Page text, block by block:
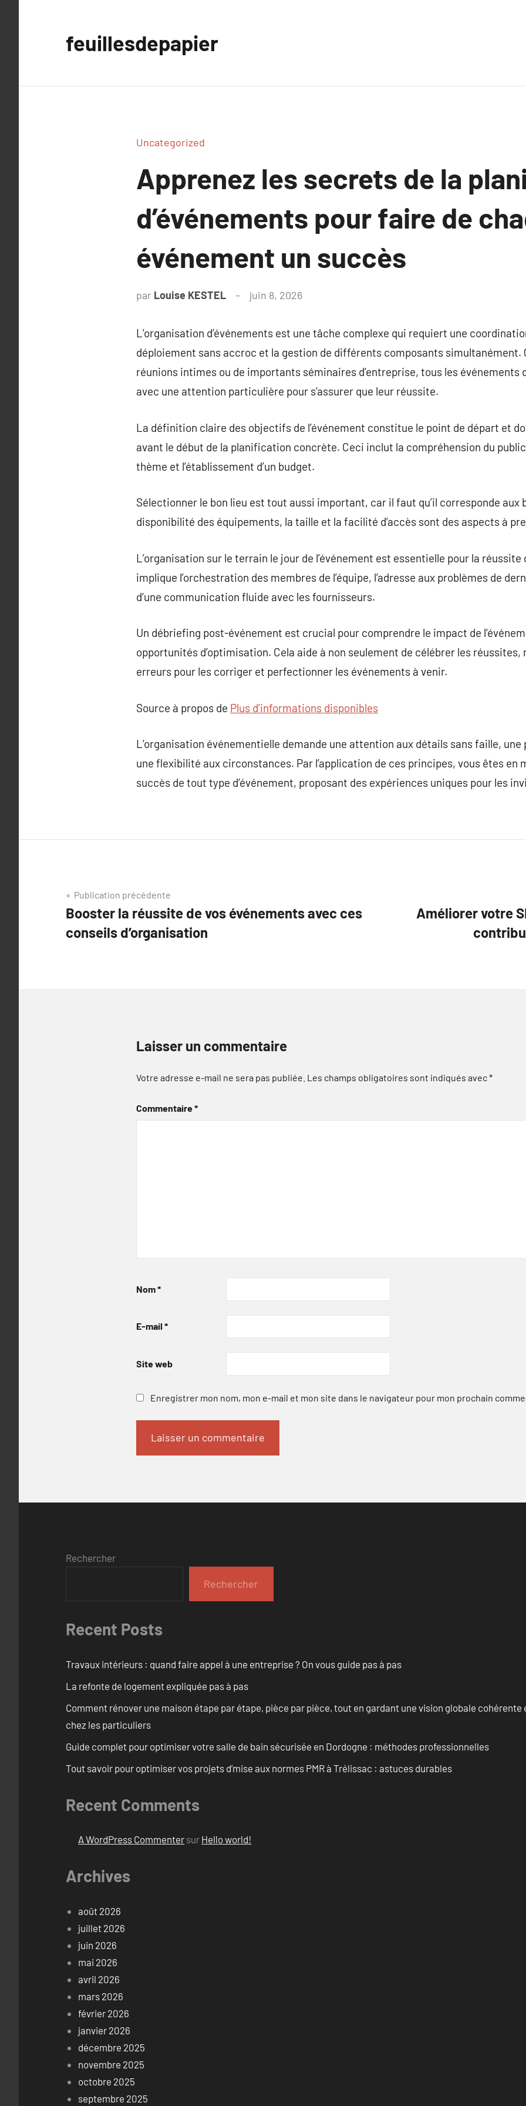
feuillesdepapier
Uncategorized
Apprenez les secrets de la
d’événements pour faire de
événement un succès
par Louise KESTEL juin 8, 2026
L’organisation d’événements est une tâche complexe qui requiert une
déploiement sans accroc et la gestion de différents composants simultanément.
réunions intimes ou de importants séminaires d’entreprise, tous les
avec une attention particulière pour s’assurer que leur réussite.
La définition claire des objectifs de l’événement constitue le point de départ et
avant le début de la planification concrète. Ceci inclut la compréhension du
thème et l’établissement d’un budget.
Sélectionner le bon lieu est tout aussi important, car il faut qu’il corresponde aux
disponibilité des équipements, la taille et la facilité d’accès sont des aspects à
L’organisation sur le terrain le jour de l’événement est essentielle pour la réussite
implique l’orchestration des membres de l’équipe, l’adresse aux problèmes de
d’une communication fluide avec les fournisseurs.
Un débriefing post-événement est crucial pour comprendre le impact de
opportunités d’optimisation. Cela aide à non seulement de célébrer les réussites,
erreurs pour les corriger et perfectionner les événements à venir.
Source à propos de Plus d’informations disponibles
L’organisation événementielle demande une attention aux détails sans faille,
une flexibilité aux circonstances. Par l’application de ces principes, vous êtes en
succès de tout type d’événement, proposant des expériences uniques pour les
Navigation
de
l’article
Publication précédente
Booster la réussite de vos événements avec ces
conseils d’organisation
Améliorer votre
Laisser un commentaire
Votre adresse e-mail ne sera pas publiée. Les champs obligatoires sont indiqués avec*
Commentaire*
Nom*
E-mail *
Site web
Enregistrer mon nom, mon e-mail et mon site dans le navigateur pour mon prochain
Rechercher
Rechercher
Recent Posts
Travaux intérieurs : quand faire appel à une entreprise ? On vous guide pas à pas
La refonte de logement expliquée pas à pas
Comment rénover une maison étape par étape, pièce par pièce, tout en gardant une vision globale
chez les particuliers
Guide complet pour optimiser votre salle de bain sécurisée en Dordogne : méthodes professionnelles
Tout savoir pour optimiser vos projets d’mise aux normes PMR à Trélissac : astuces durables
Recent Comments
A WordPress Commenter sur Hello world!
Archives
août 2026
juillet 2026
juin 2026
mai 2026
avril 2026
mars 2026
février 2026
janvier 2026
décembre 2025
novembre 2025
octobre 2025
septembre 2025